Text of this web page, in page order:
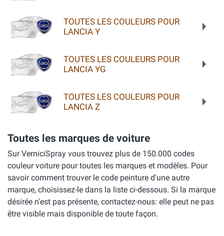
TOUTES LES COULEURS POUR
LANCIA Y
TOUTES LES COULEURS POUR
LANCIA YG
TOUTES LES COULEURS POUR
LANCIA Z
Toutes les marques de voiture
Sur VerniciSpray vous trouvez plus de 150.000 codes
couleur voiture pour toutes les marques et modèles. Pour
savoir comment trouver le code peinture d'une autre
marque, choisissez-le dans la liste ci-dessous. Si la marque
désirée n'est pas présente, contactez-nous: elle peut ne pas
être visible mais disponible de toute façon.